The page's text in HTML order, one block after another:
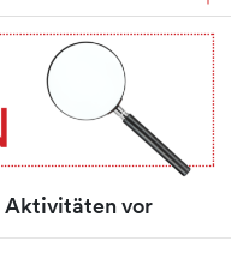
Aktivitäten vor